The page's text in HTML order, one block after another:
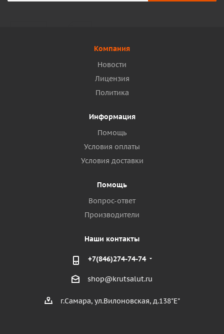
Компания
Новости
Лицензия
Политика
Информация
Помощь
Условия оплаты
Условия доставки
Помощь
Вопрос-ответ
Производители
Наши контакты
+7(846)274-74-74
shop@krutsalut.ru
г.Самара, ул.Вилоновская, д.138"Е"